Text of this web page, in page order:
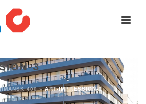
3
400»ART-IMPRESSION-3